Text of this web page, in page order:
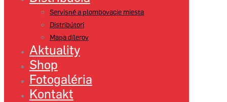
Servisné a plombovacie miesta
Distribútori
Mapa dílerov
Aktuality
Shop
Fotogaléria
Kontakt